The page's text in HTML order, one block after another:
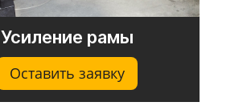
Усиление рамы
Оставить заявку